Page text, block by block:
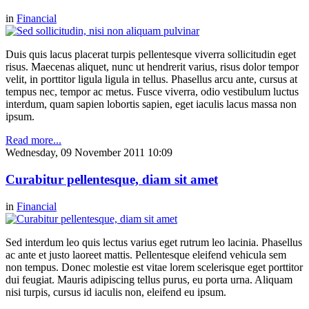
in Financial
Duis quis lacus placerat turpis pellentesque viverra sollicitudin eget
risus. Maecenas aliquet, nunc ut hendrerit varius, risus dolor tempor
velit, in porttitor ligula ligula in tellus. Phasellus arcu ante, cursus at
tempus nec, tempor ac metus. Fusce viverra, odio vestibulum luctus
interdum, quam sapien lobortis sapien, eget iaculis lacus massa non
ipsum.
Read more...
Wednesday, 09 November 2011 10:09
Curabitur pellentesque, diam sit amet
in Financial
Sed interdum leo quis lectus varius eget rutrum leo lacinia. Phasellus
ac ante et justo laoreet mattis. Pellentesque eleifend vehicula sem
non tempus. Donec molestie est vitae lorem scelerisque eget porttitor
dui feugiat. Mauris adipiscing tellus purus, eu porta urna. Aliquam
nisi turpis, cursus id iaculis non, eleifend eu ipsum.